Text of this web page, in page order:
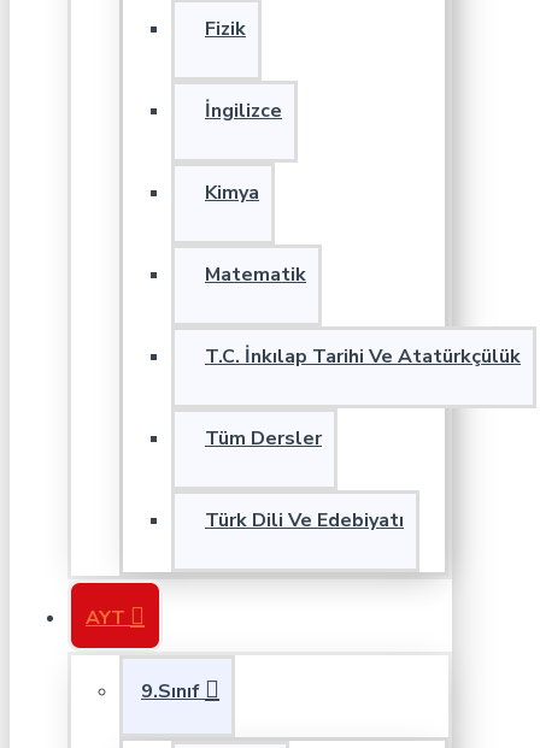
Fizik
İngilizce
Kimya
Matematik
T.C. İnkılap Tarihi Ve Atatürkçülük
Tüm Dersler
Türk Dili Ve Edebiyatı
AYT
9.Sınıf